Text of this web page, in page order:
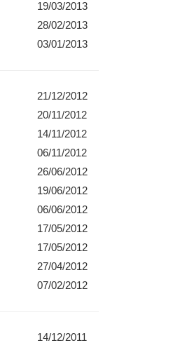
19/03/2013
28/02/2013
03/01/2013
21/12/2012
20/11/2012
14/11/2012
06/11/2012
26/06/2012
19/06/2012
06/06/2012
17/05/2012
17/05/2012
27/04/2012
07/02/2012
14/12/2011